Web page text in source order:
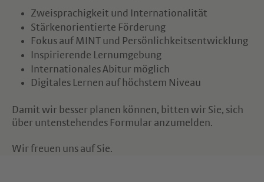
Zweisprachigkeit und Internationalität
Stärkenorientierte Förderung
Fokus auf MINT und Persönlichkeitsentwicklung
Inspirierende Lernumgebung
Internationales Abitur möglich
Digitales Lernen auf höchstem Niveau
Damit wir besser planen können, bitten wir Sie, sich
über untenstehendes Formular anzumelden.
Wir freuen uns auf Sie.